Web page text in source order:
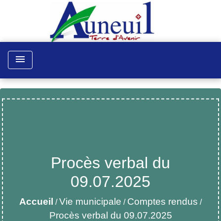
menu
Procès verbal du
09.07.2025
Accueil /Vie municipale / Comptes rendus /
Procès verbal du 09.07.2025